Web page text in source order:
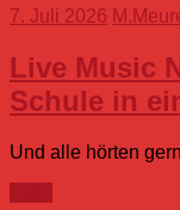
7. Juli 2026
Live Music
Schule in
Und alle hörten